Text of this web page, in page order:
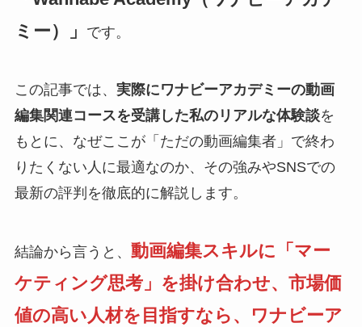
ミー）」
です。
この記事では、 実際にワナビーアカデミーの動画
編集関連コースを受講した私のリアルな体験談を
もとに、なぜここが「ただの動画編集者」で終わ
りたくない人に最適なのか、その強みやSNSでの
最新の評判を徹底的に解説します。
結論から言うと、 動画編集スキルに「マー
ケティング思考」を掛け合わせ、市場価
値の高い人材を目指すなら、ワナビーア